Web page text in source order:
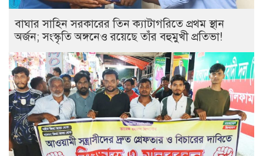
বাঘার সাহিন সরকারের তিন ক্যাটাগরিতে প্রথম স্থান
অর্জন; সংস্কৃতি অঙ্গনেও রয়েছে তাঁর বহুমুখী প্রতিভা!